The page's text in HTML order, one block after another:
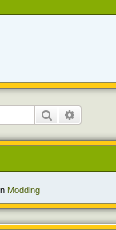
Cerca
Modding